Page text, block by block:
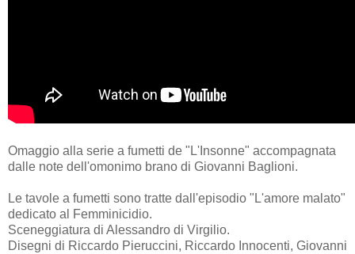
Omaggio alla serie a fumetti de "L'Insonne" accompagnata
dalle note dell'omonimo brano di Giovanni Baglioni.
Le tavole a fumetti sono tratte dall'episodio "L'amore malato"
dedicato al Femminicidio.
Sceneggiatura di Alessandro di Virgilio.
Disegni di Riccardo Pieruccini, Riccardo Innocenti, Giovanni